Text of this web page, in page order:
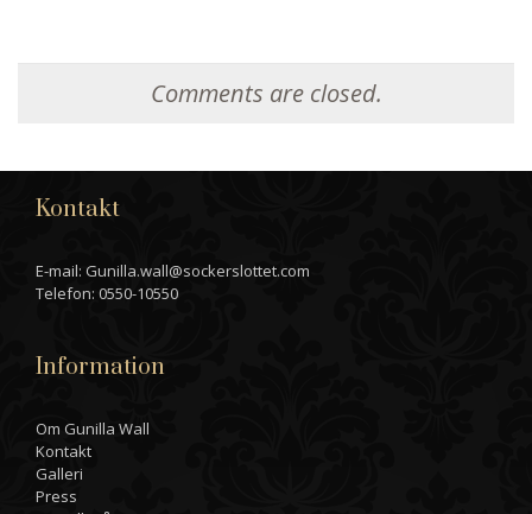
Comments are closed.
Kontakt
E-mail: Gunilla.wall@sockerslottet.com
Telefon: 0550-10550
Information
Om Gunilla Wall
Kontakt
Galleri
Press